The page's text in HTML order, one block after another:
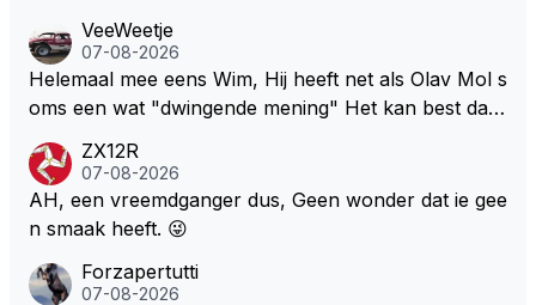
VeeWeetje
07-08-2026
Helemaal mee eens Wim, Hij heeft net als Olav Mol s
oms een wat "dwingende mening" Het kan best dat
l bij Windsor op te roepen. Maar in een tijd zonder r
aces zijn dit leuke berichtjes
ZX12R
07-08-2026
AH, een vreemdganger dus, Geen wonder dat ie gee
n smaak heeft. 😜
Forzapertutti
07-08-2026